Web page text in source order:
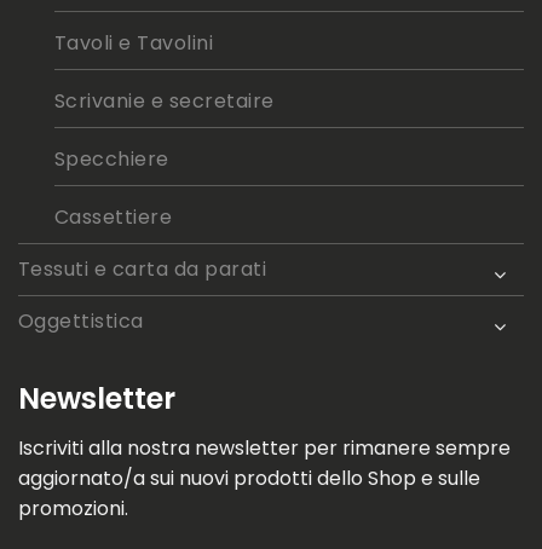
Tavoli e Tavolini
Scrivanie e secretaire
Specchiere
Cassettiere
Tessuti e carta da parati
Oggettistica
Newsletter
Iscriviti alla nostra newsletter per rimanere sempre
aggiornato/a sui nuovi prodotti dello Shop e sulle
promozioni.